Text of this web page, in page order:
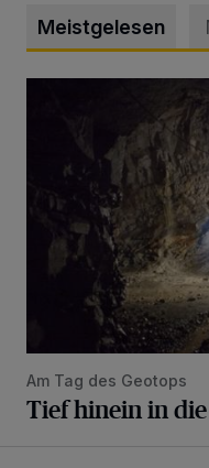
Meistgelesen
Am Tag des Geotops
Tief hinein in